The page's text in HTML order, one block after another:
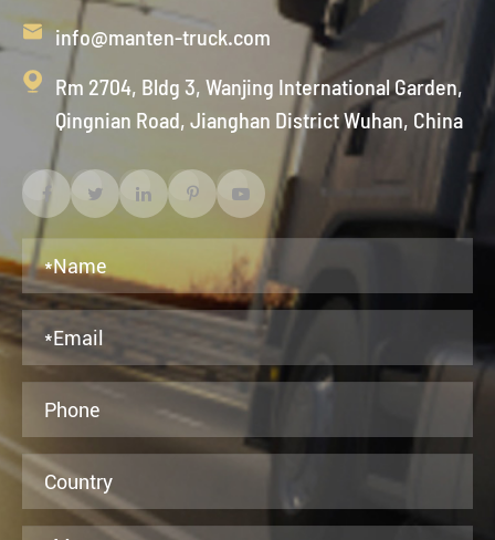
 info@manten-truck.com

Rm 2704, Bldg 3, Wanjing International Garden,
Qingnian Road, Jianghan District Wuhan, China